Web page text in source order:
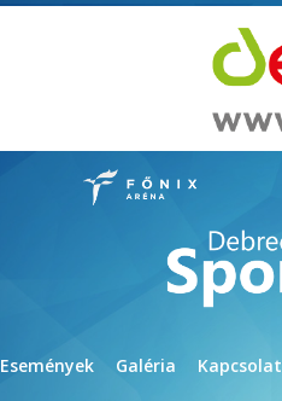
Események Galéria Kapcsolat